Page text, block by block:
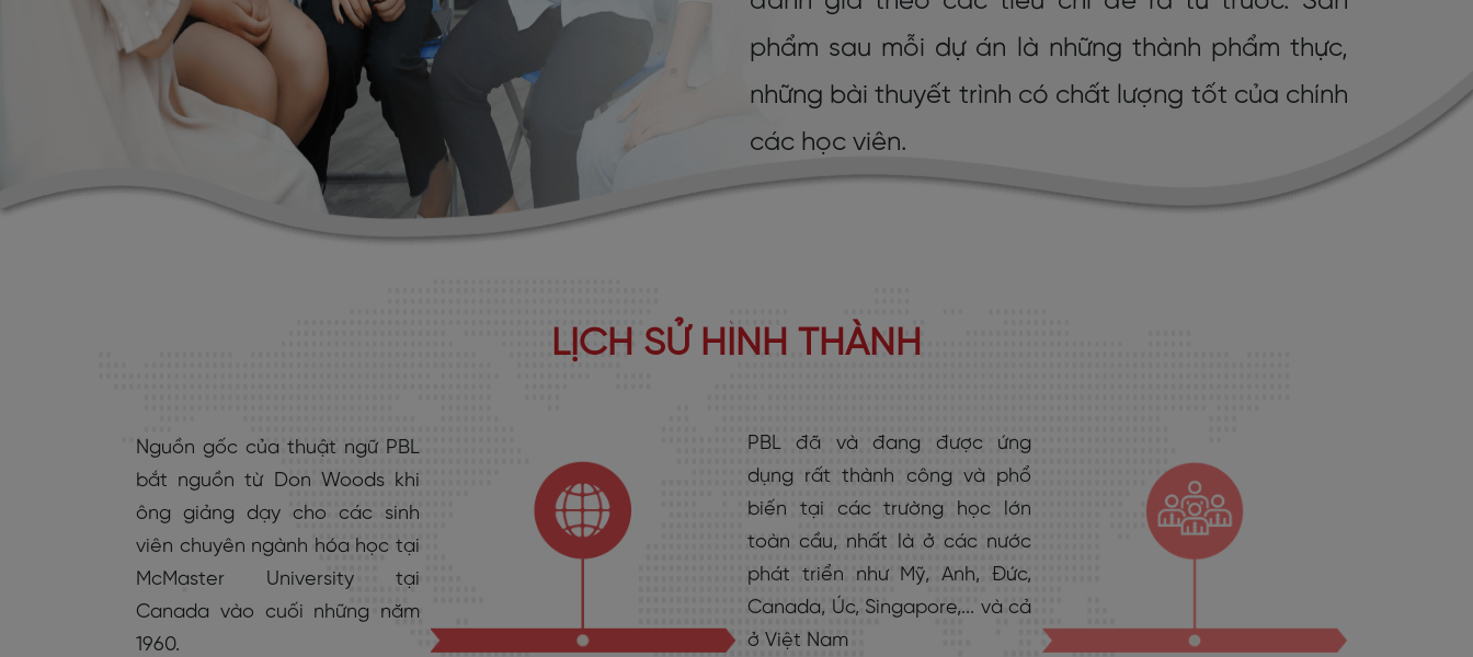
phẩm sau mỗi dự án là những thành phẩm thực,
những bài thuyết trình có chất lượng tốt của chính
các học viên.
LỊCH SỬ HÌNH THÀNH
Nguồn gốc của thuật ngữ PBL
bắt nguồn từ Don Woods khi
ông giảng dạy cho các sinh
viên chuyên ngành hóa học tại
McMaster University tại
Canada vào cuối những năm
1960.
PBL đã và đang được ứng
dụng rất thành công và phổ
biến tại các trường học lớn
toàn cầu, nhất là ở các nước
phát triển như Mỹ, Anh, Đức,
Canada, Úc, Singapore,... và cả
ở Việt Nam